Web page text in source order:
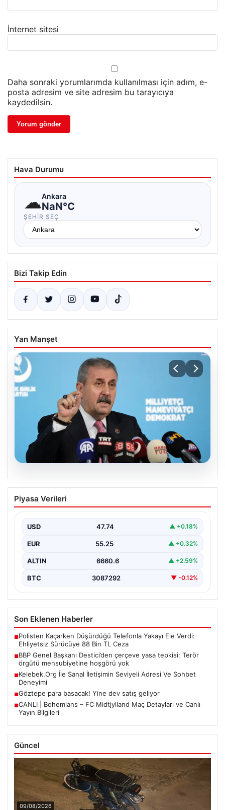
İnternet sitesi
Daha sonraki yorumlarımda kullanılması için adım, e-
posta adresim ve site adresim bu tarayıcıya
kaydedilsin.
Hava Durumu
☁Ankara
NaN°C
ŞEHIR SEÇ
Bizi Takip Edin
Yan Manşet
BBP Genel Başkanı Destici’den çerçeve
yasa tepkisi: Terör örgütü
Büyük Birlik Partisi Genel Başkanı Mustafa Destici,
toplantısında Meclis…
Piyasa Verileri
USD 47.74 ▲ +0.18%
EUR 55.25 ▲ +0.32%
ALTIN 6660.6 ▲ +2.59%
BTC 3087292 ▼ -0.12%
Son Eklenen Haberler
■Polisten Kaçarken Düşürdüğü Telefonla Yakayı Ele Verdi:
Ehliyetsiz Sürücüye 88 Bin TL Ceza
■BBP Genel Başkanı Destici’den çerçeve yasa tepkisi: Terör
örgütü mensubiyetine hoşgörü yok
■Kelebek.Org İle Sanal İletişimin Seviyeli Adresi Ve Sohbet
Deneyimi
■Göztepe para basacak! Yine dev satış geliyor
■CANLI | Bohemians – FC Midtjylland Maç Detayları ve Canlı
Yayın Bilgileri
Güncel
09/08/2026